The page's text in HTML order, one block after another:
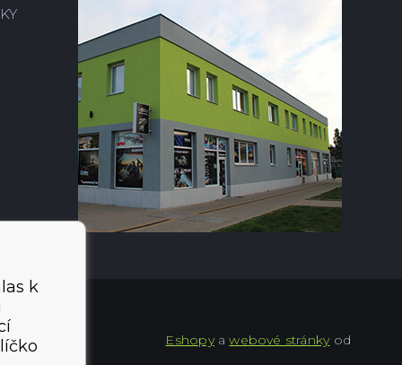
Eshopyawebové stránkyod
k